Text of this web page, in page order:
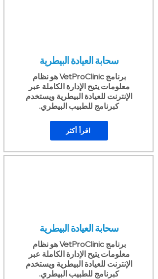
سحابة العيادة البيطرية
برنامج VetProClinic هو نظام
معلومات يتيح الإدارة الكاملة عبر
الإنترنت للعيادة البيطرية ويستخدم
كبرنامج للطبيب البيطري.
اقرأ أكثر
سحابة العيادة البيطرية
برنامج VetProClinic هو نظام
معلومات يتيح الإدارة الكاملة عبر
الإنترنت للعيادة البيطرية ويستخدم
كبرنامج للطبيب البيطري.